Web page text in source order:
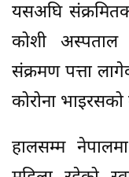
यसअघि
कोशी अस्पताल
संक्रमण पत्ता
कोरोना
हालसम्म